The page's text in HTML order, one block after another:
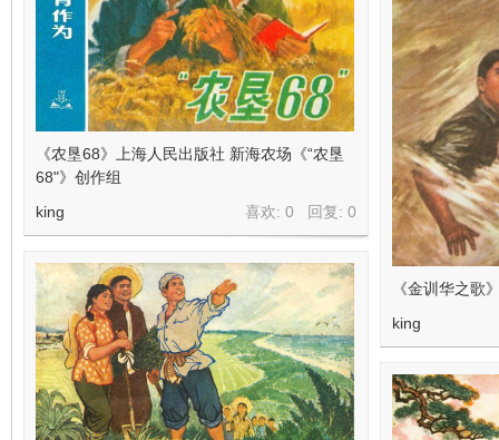
《农垦68》上海人民出版社 新海农场《“农垦
68"》创作组
喜欢: 0 回复: 0
king
《金训华之歌
king